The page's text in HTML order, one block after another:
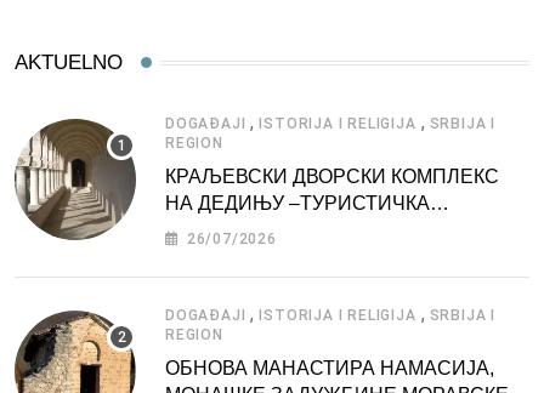
AKTUELNO
DOGAĐAJI , ISTORIJA I RELIGIJA , SRBIJA I
REGION
КРАЉЕВСКИ ДВОРСКИ КОМПЛЕКС
НА ДЕДИЊУ –ТУРИСТИЧКА
АТРАКЦИЈА
26/07/2026
DOGAĐAJI , ISTORIJA I RELIGIJA , SRBIJA I
REGION
ОБНОВА МАНАСТИРА НАМАСИЈА,